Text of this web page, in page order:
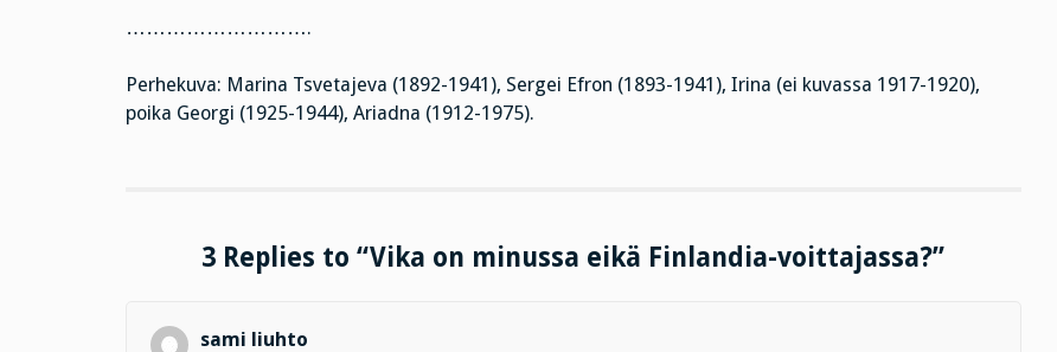
……………………….
Perhekuva: Marina Tsvetajeva (1892-1941), Sergei Efron (1893-1941), Irina (ei kuvassa 1917-1920),
poika Georgi (1925-1944), Ariadna (1912-1975).
3 Replies to “Vika on minussa eikä Finlandia-voittajassa?”
sami liuhto